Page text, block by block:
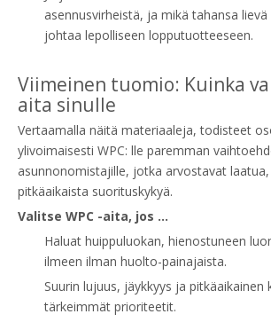
asennusvirheistä, ja mikä tahansa
johtaa lepolliseen lopputuotteeseen.
Viimeinen tuomio: Kuinka
aita sinulle
Vertaamalla näitä materiaaleja, todisteet
ylivoimaisesti WPC: lle paremman
asunnonomistajille, jotka arvostavat
pitkäaikaista suorituskykyä.
Valitse WPC -aita, jos ...
Haluat huippuluokan, hienostuneen
ilmeen ilman huolto-painajaista.
Suurin lujuus, jäykkyys ja pitkäaikainen
tärkeimmät prioriteetit.